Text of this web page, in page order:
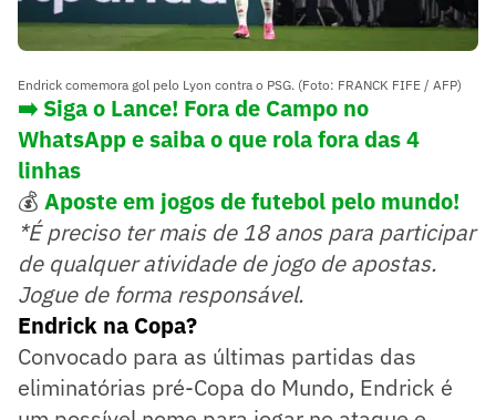
Endrick comemora gol pelo Lyon contra o PSG. (Foto: FRANCK FIFE / AFP)
➡️ Siga o Lance! Fora de Campo no
WhatsApp e saiba o que rola fora das 4
linhas
💰 Aposte em jogos de futebol pelo mundo!
*É preciso ter mais de 18 anos para participar
de qualquer atividade de jogo de apostas.
Jogue de forma responsável.
Endrick na Copa?
Convocado para as últimas partidas das
eliminatórias pré-Copa do Mundo, Endrick é